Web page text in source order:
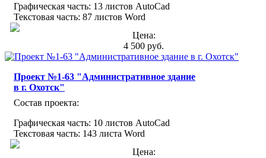
Графическая часть: 13 листов AutoCad
Текстовая часть: 87 листов Word
Цена:
4 500 руб.
Проект №1-63 "Административное здание
в г. Охотск"
Состав проекта:
Графическая часть: 10 листов AutoCad
Текстовая часть: 143 листа Word
Цена: